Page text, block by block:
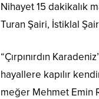
Nihayet 15 dakikalık
Turan Şairi, İstiklal
“Çırpınırdın
hayallere kapılır
meğer Mehmet Emin